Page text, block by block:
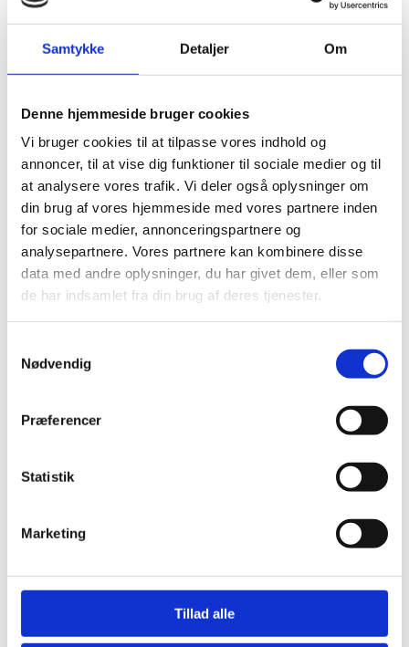
Samtykke Detaljer Om
Denne hjemmeside bruger cookies
Vi bruger cookies til at tilpasse vores indhold og
annoncer, til at vise dig funktioner til sociale medier og til
at analysere vores trafik. Vi deler også oplysninger om
din brug af vores hjemmeside med vores partnere inden
for sociale medier, annonceringspartnere og
analysepartnere. Vores partnere kan kombinere disse
data med andre oplysninger, du har givet dem, eller som
de har indsamlet fra din brug af deres tjenester.
Nødvendig
Præferencer
Statistik
Marketing
Tillad alle
Fjordland, Thisted
« Alle Begivenheder